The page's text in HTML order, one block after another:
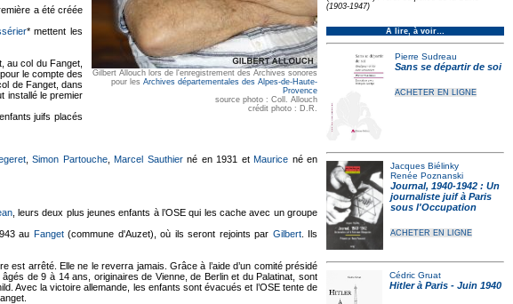
(1903-1947)
À lire, à voir…
Pierre Sudreau
Sans se départir de soi
ACHETER EN LIGNE
Jacques Biélinky
Renée Poznanski
Journal, 1940-1942 : Un
journaliste juif à Paris
sous l'Occupation
ACHETER EN LIGNE
Cédric Gruat
Hitler à Paris - Juin 1940
Gilbert Allouch lors de l'enregistrement des Archives sonores
pour les Archives départementales des Alpes-de-Haute-
Provence
source photo : Coll. Allouch
crédit photo : D.R.
a été créée
* mettent les
au col du Fanget,
le compte des
de Fanget, dans
installé le premier
juifs placés
, Simon Partouche, Marcel Sauthierné en 1931 et Maurice né en
, leurs deux plus jeunes enfants à l’OSE qui les cache avec un groupe
au Fanget(commune d'Auzet), où ils seront rejoints par Gilbert. Ils
est arrêté. Elle ne le reverra jamais. Grâce à l’aide d’un comité présidé
de 9 à 14 ans, originaires de Vienne, de Berlin et du Palatinat, sont
Avec la victoire allemande, les enfants sont évacués et l’OSE tente de